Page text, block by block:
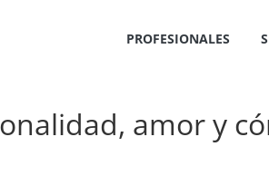
PROFESIONALES
amor y